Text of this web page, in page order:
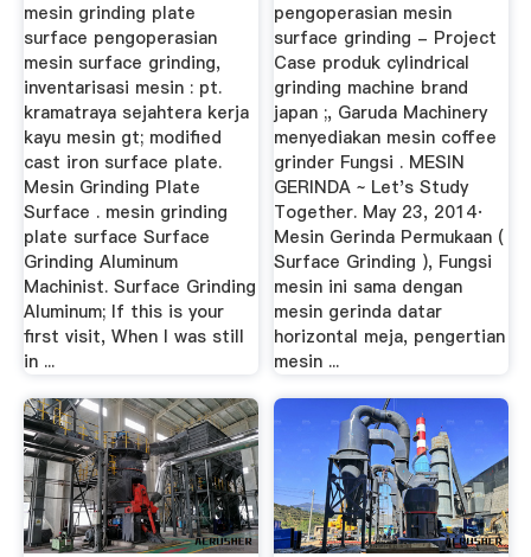
mesin grinding plate
surface pengoperasian
mesin surface grinding,
inventarisasi mesin : pt.
kramatraya sejahtera kerja
kayu mesin gt; modified
cast iron surface plate.
Mesin Grinding Plate
Surface . mesin grinding
plate surface Surface
Grinding Aluminum
Machinist. Surface Grinding
Aluminum; If this is your
first visit, When I was still
in ...
pengoperasian mesin
surface grinding - Project
Case produk cylindrical
grinding machine brand
japan ;, Garuda Machinery
menyediakan mesin coffee
grinder Fungsi . MESIN
GERINDA ~ Let's Study
Together. May 23, 2014·
Mesin Gerinda Permukaan (
Surface Grinding ), Fungsi
mesin ini sama dengan
mesin gerinda datar
horizontal meja, pengertian
mesin ...